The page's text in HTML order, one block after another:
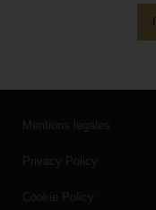
Mentions légales
Privacy Policy
Cookie Policy